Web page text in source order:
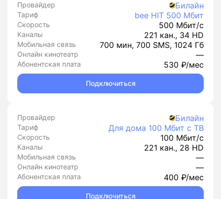
Провайдер Билайн
Тариф bee HIT 500 Мбит
Скорость 500 Мбит/с
Каналы 221 кан., 34 HD
Мобильная связь 700 мин, 700 SMS, 1024 Гб
Онлайн кинотеатр —
Абонентская плата 530 ₽/мес
Подключиться
Провайдер Билайн
Тариф Для дома 100 Мбит с ТВ
Скорость 100 Мбит/с
Каналы 221 кан., 28 HD
Мобильная связь —
Онлайн кинотеатр —
Абонентская плата 400 ₽/мес
Подключиться